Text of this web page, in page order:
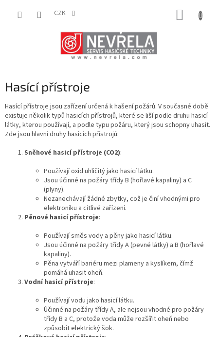
CZK
Hasící přístroje
Hasící přístroje jsou zařízení určená k hašení požárů. V současné době
existuje několik typů hasicích přístrojů, které se liší podle druhu hasicí
látky, kterou používají, a podle typu požáru, který jsou schopny uhasit.
Zde jsou hlavní druhy hasicích přístrojů:
Sněhové hasicí přístroje (CO2):
Používají oxid uhličitý jako hasicí látku.
Jsou účinné na požáry třídy B (hořlavé kapaliny) a C
(plyny).
Nezanechávají žádné zbytky, což je činí vhodnými pro
elektroniku a citlivé zařízení.
Pěnové hasicí přístroje:
Používají směs vody a pěny jako hasicí látku.
Jsou účinné na požáry třídy A (pevné látky) a B (hořlavé
kapaliny).
Pěna vytváří bariéru mezi plameny a kyslíkem, čímž
pomáhá uhasit oheň.
Vodní hasicí přístroje:
Používají vodu jako hasicí látku.
Účinné na požáry třídy A, ale nejsou vhodné pro požáry
třídy B a C, protože voda může rozšířit oheň nebo
způsobit elektrický šok.